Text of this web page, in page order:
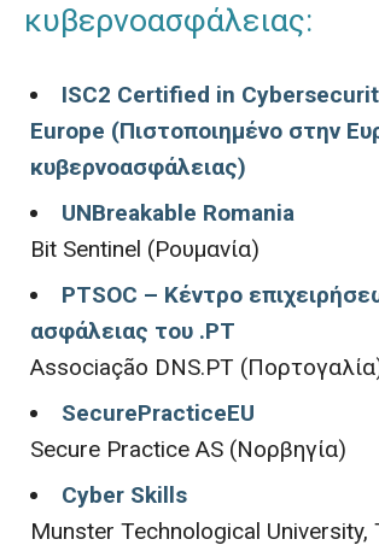
κυβερνοασφάλειας:
ISC2 Certified in
Europe (Πιστοποιημένο στην
κυβερνοασφάλειας)
UNBreakable Romania
Bit Sentinel (Ρουμανία)
PTSOC – Κέντρο
ασφάλειας του .PT
Associação DNS.PT
SecurePracticeEU
Secure Practice AS (Νορβηγία)
Cyber Skills
Munster Technological University,